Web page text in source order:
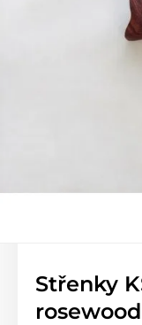
Střenky